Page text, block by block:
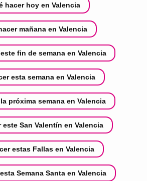
hacer hoy en Valencia
mañana en Valencia
fin de semana en Valencia
esta semana en Valencia
próxima semana en Valencia
este San Valentín en Valencia
estas Fallas en Valencia
Semana Santa en Valencia